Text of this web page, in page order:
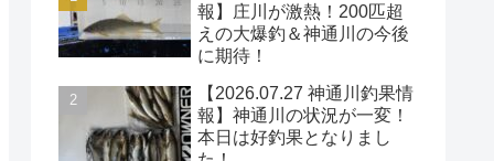
報】庄川が激熱！200匹超
えの大爆釣＆神通川の今後
に期待！
【2026.07.27 神通川釣果情
報】神通川の状況が一変！
本日は好釣果となりまし